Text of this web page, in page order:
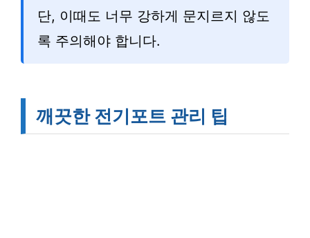
단, 이때도 너무 강하게 문지르지 않도
록 주의해야 합니다.
깨끗한 전기포트 관리 팁